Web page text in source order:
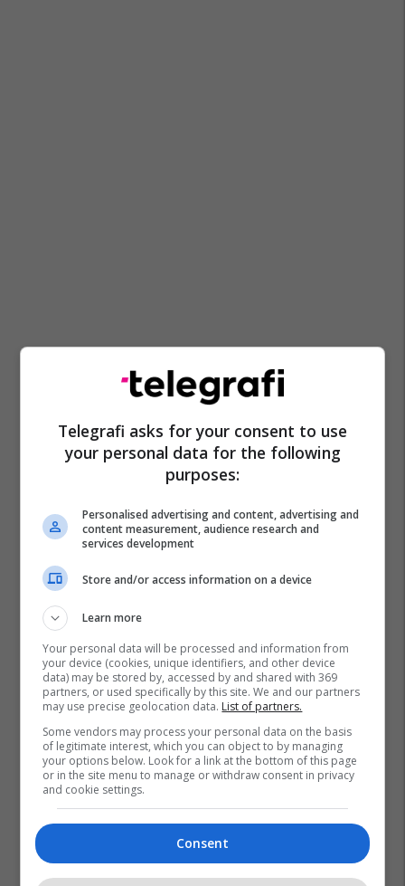
Telegrafi asks for your consent to use
your personal data for the following
purposes:
Personalised advertising and content, advertising and
content measurement, audience research and
services development
Store and/or access information on a device
Learn more
Your personal data will be processed and information from
your device (cookies, unique identifiers, and other device
data) may be stored by, accessed by and shared with 369
partners, or used specifically by this site. We and our partners
may use precise geolocation data. List of partners.
Some vendors may process your personal data on the basis
of legitimate interest, which you can object to by managing
your options below. Look for a link at the bottom of this page
or in the site menu to manage or withdraw consent in privacy
and cookie settings.
Consent